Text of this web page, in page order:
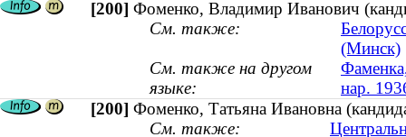
[200] Фоменко, Владимир Иванович
См. также:
(Минск)
См. также на другом
языке:
нар.
[200] Фоменко, Татьяна Ивановна
См. также: